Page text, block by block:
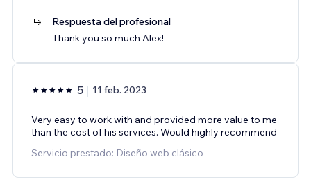
Respuesta del profesional
Thank you so much Alex!
5 11 feb. 2023
Very easy to work with and provided more value to me
than the cost of his services. Would highly recommend
Servicio prestado: Diseño web clásico